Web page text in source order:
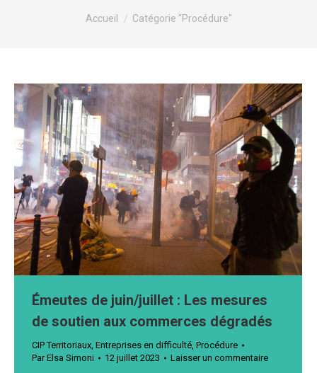
Vous êtes ici :
Accueil Catégorie "Procédure"
Émeutes de juin/juillet : Les mesures
de soutien aux commerces dégradés
CIP Territoriaux, Entreprises en difficulté, Procédure
ParElsa Simoni 12 juillet 2023 Laisser un commentaire